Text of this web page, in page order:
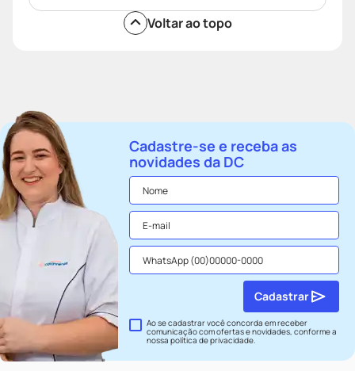
Voltar ao topo
Cadastre-se e receba as
novidades da DC
Ao se cadastrar você concorda em receber
comunicação com ofertas e novidades, conforme a
nossapolítica de privacidade.
Cadastrar